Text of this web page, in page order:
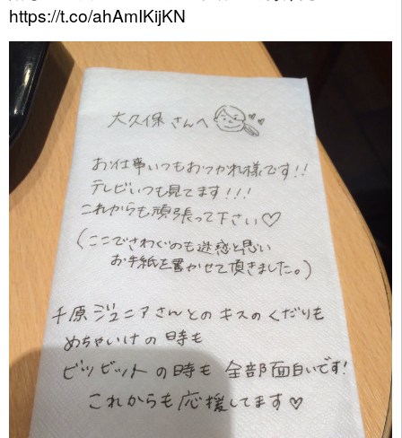
https://t.co/ahAmIKijKN